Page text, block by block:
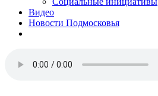
Видео
Новости Подмосковья